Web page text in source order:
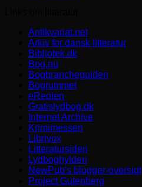
Antikvariat.net
Arkiv for dansk litteratur
Bibliotek.dk
Bog.nu
Bogbrancheguiden
Bogrummet
eReolen
Gratislydbog.dk
Internet Archive
Krimimessen
Librivox
Litteratursiden
Lydboghylden
NewPub's blogger-oversigt
Project Gutenberg